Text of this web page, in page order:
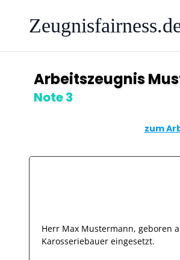
Arbeitszeugnis
Note 3
zum
Herr Max Mustermann, geboren
Karosseriebauer eingesetzt.